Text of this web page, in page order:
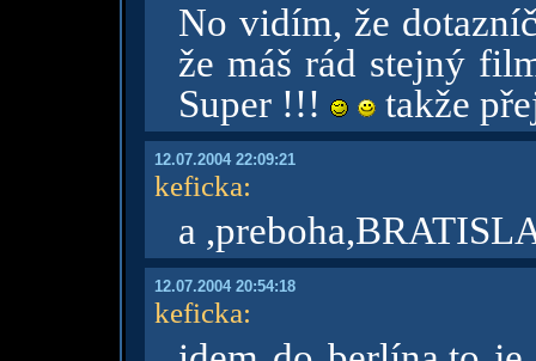
No vidím, že
že máš rád stejný
Super !!!
takže
12.07.2004 22:09:21
keficka:
a
12.07.2004 20:54:18
keficka: